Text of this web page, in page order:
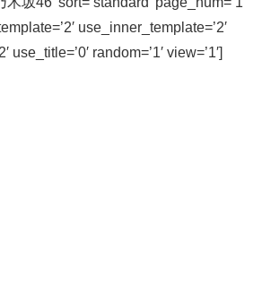
use_inner_template=’2′
use_title=’0′ random=’1′ view=’1′]